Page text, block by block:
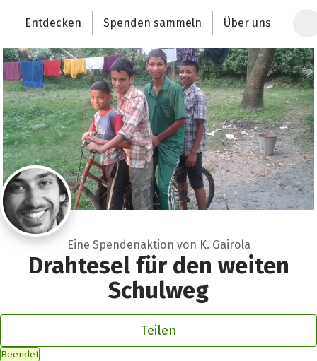
Deutschlands größte Spendenplattform
Entdecken Spenden sammeln Über uns
Eine Spendenaktion von K. Gairola
Drahtesel für den weiten
Schulweg
Teilen
Beendet